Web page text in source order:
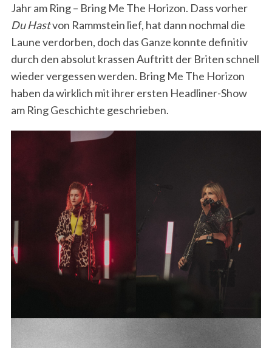
Jahr am Ring – Bring Me The Horizon. Dass vorher
Du Hastvon Rammstein lief, hat dann nochmal die
Laune verdorben, doch das Ganze konnte definitiv
durch den absolut krassen Auftritt der Briten schnell
wieder vergessen werden. Bring Me The Horizon
haben da wirklich mit ihrer ersten Headliner-Show
am Ring Geschichte geschrieben.